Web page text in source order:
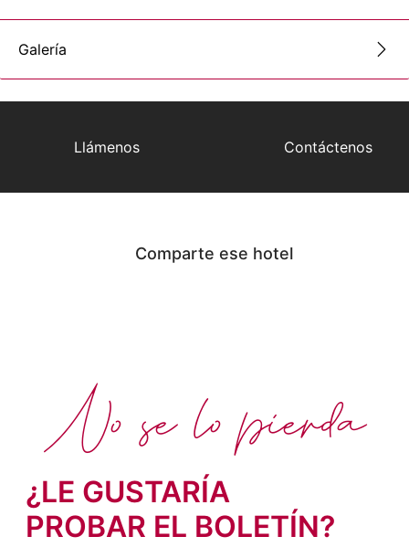
Galería
Llámenos Contáctenos
Comparte ese hotel
¿LE GUSTARÍA
PROBAR EL BOLETÍN?
No se lo pierda